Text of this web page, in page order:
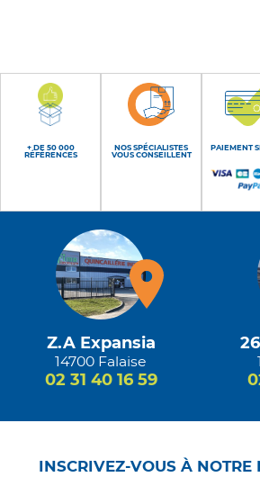
+ DE 50 000
RÉFÉRENCES
NOS SPÉCIALISTES
VOUS CONSEILLENT
PAIEMENT
Z.A Expansia
14700 Falaise
02 31 40 16 59
INSCRIVEZ-VOUS À NOTRE